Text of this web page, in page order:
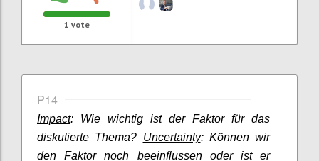
1 vote
P14
Impact: Wie wichtig ist der Faktor für das
diskutierte Thema? Uncertainty: Können wir
den Faktor noch beeinflussen oder ist er